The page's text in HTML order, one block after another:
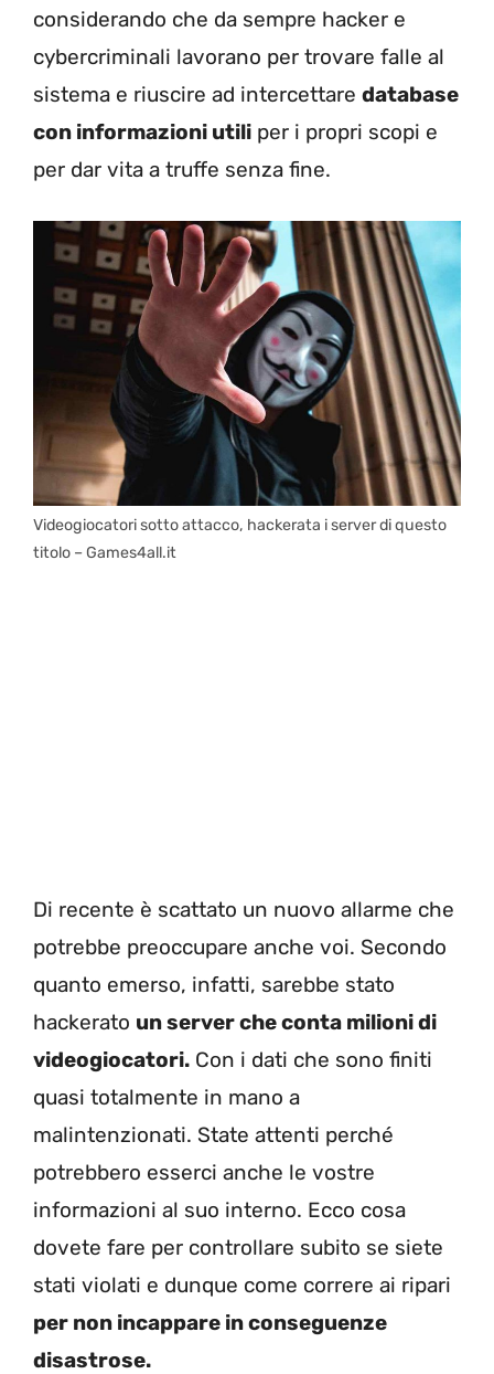
considerando che da sempre hacker e
cybercriminali lavorano per trovare falle al
sistema e riuscire ad intercettare database
con informazioni utili per i propri scopi e
per dar vita a truffe senza fine.
Videogiocatori sotto attacco, hackerata i server di questo
titolo – Games4all.it
Di recente è scattato un nuovo allarme che
potrebbe preoccupare anche voi. Secondo
quanto emerso, infatti, sarebbe stato
hackerato un server che conta milioni di
videogiocatori. Con i dati che sono finiti
quasi totalmente in mano a
malintenzionati. State attenti perché
potrebbero esserci anche le vostre
informazioni al suo interno. Ecco cosa
dovete fare per controllare subito se siete
stati violati e dunque come correre ai ripari
per non incappare in conseguenze
disastrose.